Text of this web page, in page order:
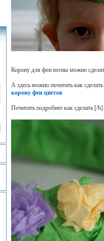
Корону для феи весны можно
А здесь можно почитать как сделать
корону феи цветов
Почитать подробнее как сделать [/b]